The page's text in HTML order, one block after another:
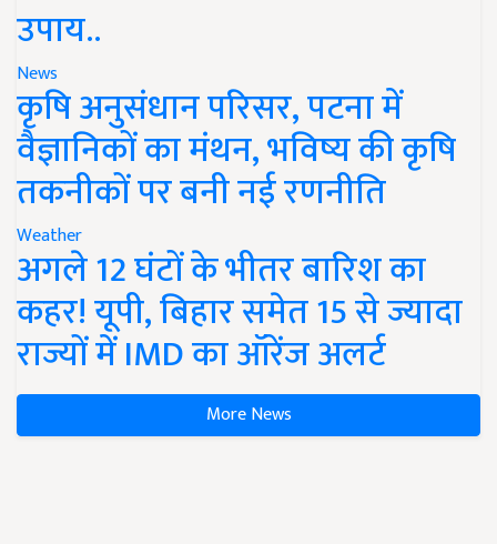
उपाय..
News
कृषि अनुसंधान परिसर, पटना में
वैज्ञानिकों का मंथन, भविष्य की कृषि
तकनीकों पर बनी नई रणनीति
Weather
अगले 12 घंटों के भीतर बारिश का
कहर! यूपी, बिहार समेत 15 से ज्यादा
राज्यों में IMD का ऑरेंज अलर्ट
More News